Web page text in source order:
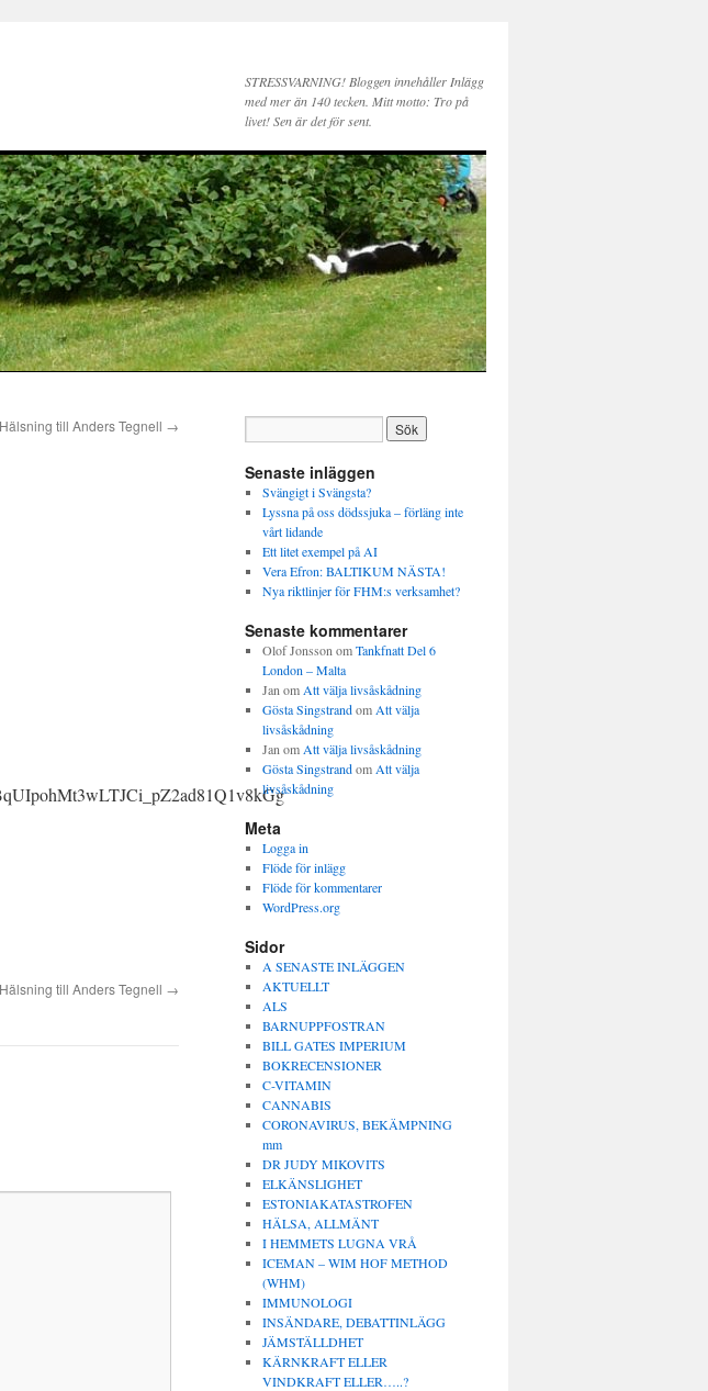
STRESSVARNING! Bloggen innehåller Inlägg
med mer än 140 tecken. Mitt motto: Tro på
livet! Sen är det för sent.
Hälsning till Anders Tegnell →
Hälsning till Anders Tegnell →
Senaste inläggen
Svängigt i Svängsta?
Lyssna på oss dödssjuka – förläng inte
vårt lidande
Ett litet exempel på AI
Vera Efron: BALTIKUM NÄSTA!
Nya riktlinjer för FHM:s verksamhet?
Senaste kommentarer
Olof Jonsson omTankfnatt Del 6
London – Malta
Jan om Att välja livsåskådning
Gösta Singstrandom Att välja
livsåskådning
Jan om Att välja livsåskådning
Gösta Singstrandom Att välja
livsåskådning
Meta
Logga in
Flöde för inlägg
Flöde för kommentarer
WordPress.org
Sidor
A SENASTE INLÄGGEN
AKTUELLT
ALS
BARNUPPFOSTRAN
BILL GATES IMPERIUM
BOKRECENSIONER
C-VITAMIN
CANNABIS
CORONAVIRUS, BEKÄMPNING
mm
DR JUDY MIKOVITS
ELKÄNSLIGHET
ESTONIAKATASTROFEN
HÄLSA, ALLMÄNT
I HEMMETS LUGNA VRÅ
ICEMAN – WIM HOF METHOD
(WHM)
IMMUNOLOGI
INSÄNDARE, DEBATTINLÄGG
JÄMSTÄLLDHET
KÄRNKRAFT ELLER
VINDKRAFT ELLER…..?